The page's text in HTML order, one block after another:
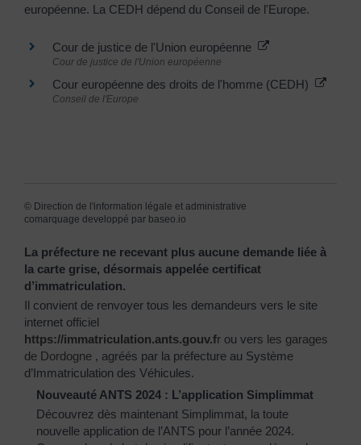
européenne. La CEDH dépend du Conseil de l'Europe.
Cour de justice de l'Union européenne
Cour de justice de l'Union européenne
Cour européenne des droits de l'homme (CEDH)
Conseil de l'Europe
© Direction de l'information légale et administrative
comarquage developpé par baseo.io
La préfecture ne recevant plus aucune demande liée à
la carte grise, désormais appelée certificat
d’immatriculation.
Il convient de renvoyer tous les demandeurs vers le site
internet officiel
https://immatriculation.ants.gouv.fr ou vers les garages
de Dordogne , agréés par la préfecture au Système
d’Immatriculation des Véhicules.
Nouveauté ANTS 2024 : L’application Simplimmat
Découvrez dès maintenant Simplimmat, la toute
nouvelle application de l’ANTS pour l’année 2024.